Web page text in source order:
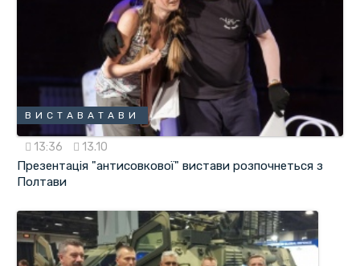
ВИСТАВАТАВИ
13:36 13.10
Презентація "антисовкової" вистави розпочнеться з
Полтави